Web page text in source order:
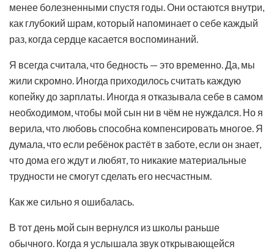
менее болезненными спустя годы. Они остаются внутри,
как глубокий шрам, который напоминает о себе каждый
раз, когда сердце касается воспоминаний.
Я всегда считала, что бедность — это временно. Да, мы
жили скромно. Иногда приходилось считать каждую
копейку до зарплаты. Иногда я отказывала себе в самом
необходимом, чтобы мой сын ни в чём не нуждался. Но я
верила, что любовь способна компенсировать многое. Я
думала, что если ребёнок растёт в заботе, если он знает,
что дома его ждут и любят, то никакие материальные
трудности не смогут сделать его несчастным.
Как же сильно я ошибалась.
В тот день мой сын вернулся из школы раньше
обычного. Когда я услышала звук открывающейся